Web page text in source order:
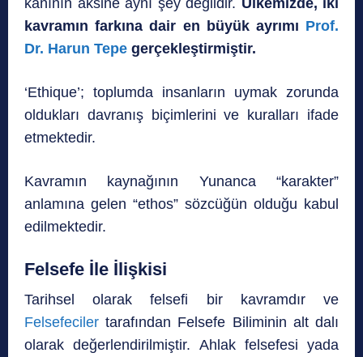
kanının aksine aynı şey değildir. Ülkemizde, iki
kavramın farkına dair en büyük ayrımı Prof.
Dr. Harun Tepe gerçekleştirmiştir.
‘Ethique’; toplumda insanların uymak zorunda
oldukları davranış biçimlerini ve kuralları ifade
etmektedir.
Kavramın kaynağının Yunanca “karakter”
anlamına gelen “ethos” sözcüğün olduğu kabul
edilmektedir.
Felsefe İle İlişkisi
Tarihsel olarak felsefi bir kavramdır ve
Felsefeciler tarafından Felsefe Biliminin alt dalı
olarak değerlendirilmiştir. Ahlak felsefesi yada